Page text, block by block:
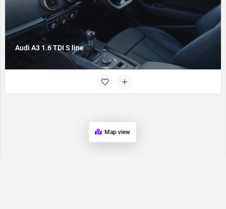
Audi A3 1.6 TDI S line
Map view